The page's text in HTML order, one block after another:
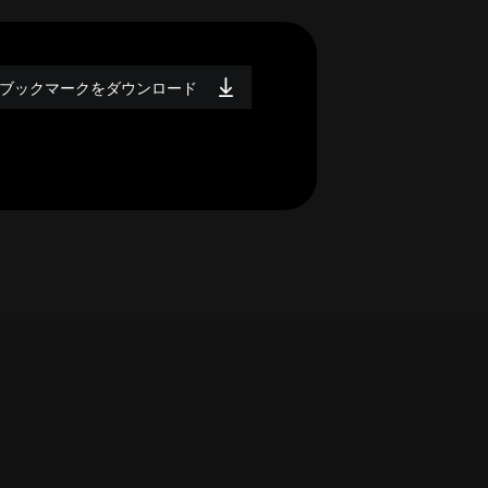
ブックマークをダウンロード